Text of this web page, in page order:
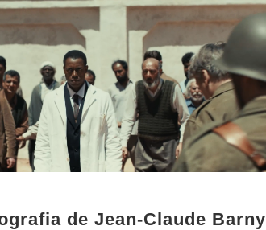
de Jean-Claude Barny